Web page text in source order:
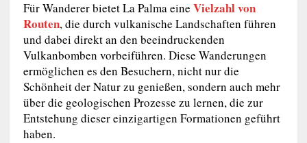
Für Wanderer bietet La Palma eine Vielzahl von
Routen, die durch vulkanische Landschaften führen
und dabei direkt an den beeindruckenden
Vulkanbomben vorbeiführen. Diese Wanderungen
ermöglichen es den Besuchern, nicht nur die
Schönheit der Natur zu genießen, sondern auch mehr
über die geologischen Prozesse zu lernen, die zur
Entstehung dieser einzigartigen Formationen geführt
haben.